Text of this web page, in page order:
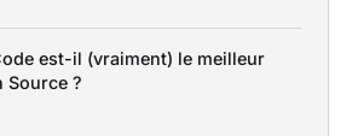
est-il (vraiment) le meilleur
Source ?